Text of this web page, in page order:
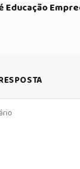
Educação